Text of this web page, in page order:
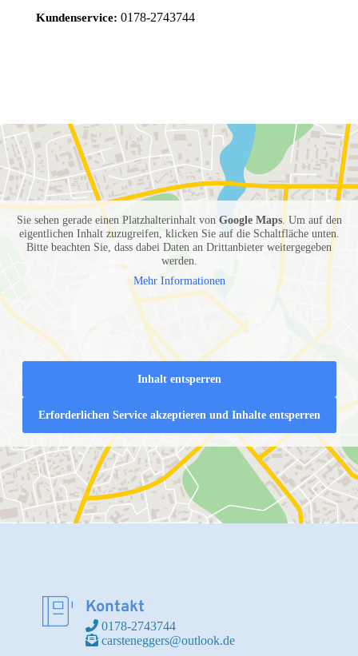
Kundenservice: 0178-2743744
Sie sehen gerade einen Platzhalterinhalt von Google Maps. Um auf den
eigentlichen Inhalt zuzugreifen, klicken Sie auf die Schaltfläche unten.
Bitte beachten Sie, dass dabei Daten an Drittanbieter weitergegeben
werden.
Mehr Informationen
Inhalt entsperren
Erforderlichen Service akzeptieren und Inhalte entsperren
Kontakt
0178-2743744
carsteneggers@outlook.de